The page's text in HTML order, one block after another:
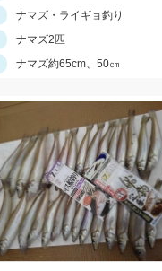
ナマズ・ライギョ釣り
ナマズ2匹
ナマズ約65cm、50㎝